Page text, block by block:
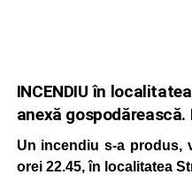
INCENDIU în
anexă
Un incendiu s-a produs,
orei 22.45, în localitatea